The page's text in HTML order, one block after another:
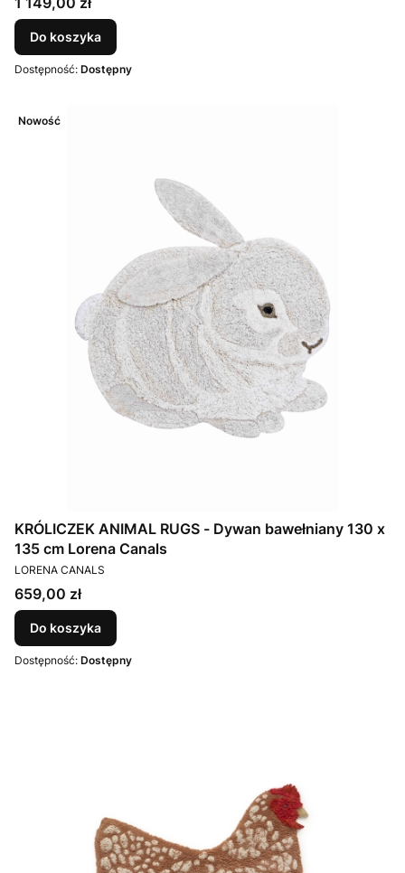
Do koszyka
Dostępność: Dostępny
Nowość
KRÓLICZEK ANIMAL RUGS - Dywan bawełniany 130 x
135 cm Lorena Canals
PRODUCENT
LORENA CANALS
Cena
659,00 zł
Do koszyka
Dostępność: Dostępny